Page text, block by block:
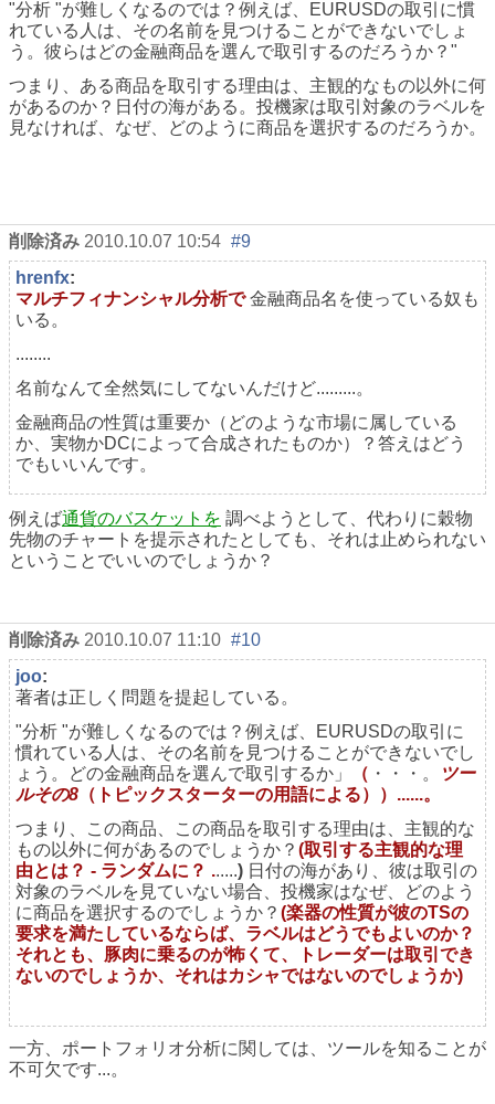
"分析 "が難しくなるのでは？例えば、EURUSDの取引に慣
れている人は、その名前を見つけることができないでしょ
う。彼らはどの金融商品を選んで取引するのだろうか？"
つまり、ある商品を取引する理由は、主観的なもの以外に何
があるのか？日付の海がある。投機家は取引対象のラベルを
見なければ、なぜ、どのように商品を選択するのだろうか。
削除済み 2010.10.07 10:54 #9
hrenfx:
マルチフィナンシャル分析で金融商品名を使っている奴も
いる。
........
名前なんて全然気にしてないんだけど.........。
金融商品の性質は重要か（どのような市場に属している
か、実物かDCによって合成されたものか）？答えはどう
でもいいんです。
例えば通貨のバスケットを 調べようとして、代わりに穀物
先物のチャートを提示されたとしても、それは止められない
ということでいいのでしょうか？
削除済み 2010.10.07 11:10 #10
joo:
著者は正しく問題を提起している。
"分析 "が難しくなるのでは？例えば、EURUSDの取引に
慣れている人は、その名前を見つけることができないでし
ょう。どの金融商品を選んで取引するか」
（ ・・・。
ツー
ルその8 （トピックスターターの用語による））......。
つまり、この商品、この商品を取引する理由は、主観的な
もの以外に何があるのでしょうか？ (取引する主観的な理
由とは？ - ランダムに？ ......) 日付の海があり、彼は取引の
対象のラベルを見ていない場合、投機家はなぜ、どのよう
に商品を選択するのでしょうか？ (楽器の性質が彼のTSの
要求を満たしているならば、ラベルはどうでもよいのか？
それとも、豚肉に乗るのが怖くて、トレーダーは取引でき
ないのでしょうか、それはカシャではないのでしょうか)
一方、ポートフォリオ分析に関しては、ツールを知ることが
不可欠です...。